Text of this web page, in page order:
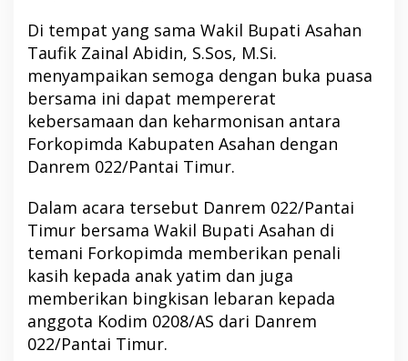
Di tempat yang sama Wakil Bupati Asahan
Taufik Zainal Abidin, S.Sos, M.Si.
menyampaikan semoga dengan buka puasa
bersama ini dapat mempererat
kebersamaan dan keharmonisan antara
Forkopimda Kabupaten Asahan dengan
Danrem 022/Pantai Timur.
Dalam acara tersebut Danrem 022/Pantai
Timur bersama Wakil Bupati Asahan di
temani Forkopimda memberikan penali
kasih kepada anak yatim dan juga
memberikan bingkisan lebaran kepada
anggota Kodim 0208/AS dari Danrem
022/Pantai Timur.